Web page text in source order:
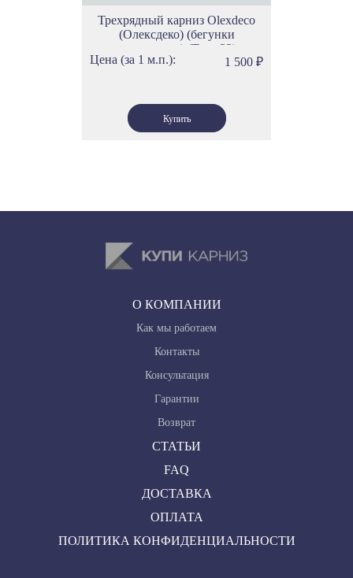
Трехрядный карниз Olexdeco
(Олексдеко) (бегунки
скольжения) (Трек 32)
Цена (за 1 м.п.):
1 500 ₽
О КОМПАНИИ
Как мы работаем
Контакты
Консультация
Гарантии
Возврат
СТАТЬИ
FAQ
ДОСТАВКА
ОПЛАТА
ПОЛИТИКА КОНФИДЕНЦИАЛЬНОСТИ